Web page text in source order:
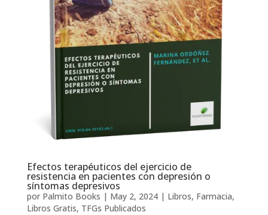
Efectos terapéuticos del ejercicio de
resistencia en pacientes con depresión o
síntomas depresivos
por Palmito Books | May 2, 2024| Libros, Farmacia,
Libros Gratis, TFGs Publicados